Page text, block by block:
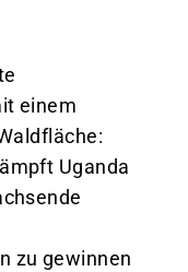
einem
Uganda
zu gewinnen